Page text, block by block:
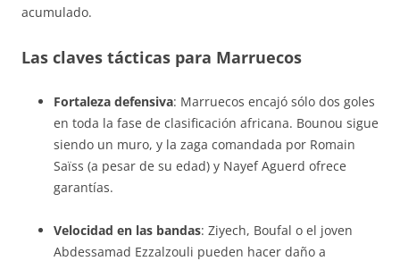
acumulado.
Las claves tácticas para Marruecos
Fortaleza defensiva: Marruecos encajó sólo dos goles
en toda la fase de clasificación africana. Bounou sigue
siendo un muro, y la zaga comandada por Romain
Saïss (a pesar de su edad) y Nayef Aguerd ofrece
garantías.
Velocidad en las bandas: Ziyech, Boufal o el joven
Abdessamad Ezzalzouli pueden hacer daño a